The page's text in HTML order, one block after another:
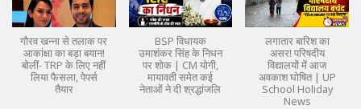
गौरव खन्ना से तलाक पर
आकांक्षा का बड़ा बयान!
बोलीं- TRP के लिए नहीं
लिया फैसला, पेपर्स
तैयार
BSP विधायक
उमाशंकर सिंह के निधन
पर शोक | CM योगी,
मायावती समेत कई
नेताओं ने दी श्रद्धांजलि
लगातार बारिश का
असर! परिषदीय
विद्यालयों में आज
अवकाश घोषित | UP
School Holiday
News